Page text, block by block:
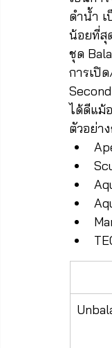
ดำน้ำ เ
น้อยที่สุ
ชุด
การเปิ
ได้ดีแม้
ตัวอย่า